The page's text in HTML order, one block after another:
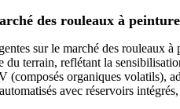
des rouleaux à peinture
sur le marché des rouleaux
du terrain, reflétant la
(composés organiques volatils),
avec réservoirs